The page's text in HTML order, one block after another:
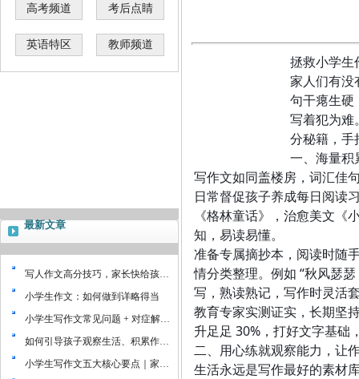
高考频道 考后点睛
英语特区 教师频道
最新文章
写人作文高分技巧，家长快给孩…
小学生作文：如何做到详略得当
小学生写作文常见问题 + 对症解…
如何引导孩子观察生活、积累作…
小学生写作文五大核心要点｜家…
拯救小学生
家人们有没
句干瘪生硬
写着犯为难
分秘籍，手
一、海量积
写作文如同盖楼房，词汇佳
日常督促孩子养成每日阅读
《格林童话》，治愈美文
知，易读易懂。
准备专属摘抄本，阅读时随
情分类整理。例如 “秋风瑟
写，熟读熟记，写作时灵活
教育专家实测证实，长期坚
升足足 30%，打好文字基础
二、用心练就观察能力，让
生活永远是写作最好的素材